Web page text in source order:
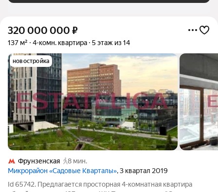
320 000 000 ₽
137 м² 4-комн. квартира 5 этаж из 14
новостройка
Фрунзенская
8 мин.
Микрорайон «Садовые Кварталы», 3 квартал 2019
Id 65742. Предлагается просторная 4-комнатная квартира